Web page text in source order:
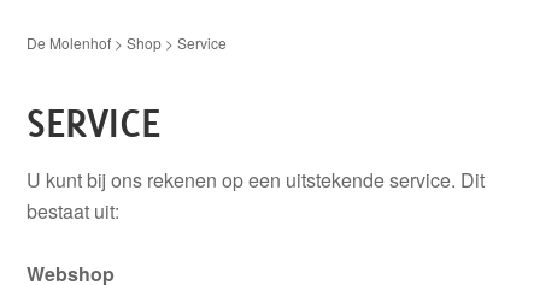
De Molenhof >Shop >Service
SERVICE
U kunt bij ons rekenen op een uitstekende service. Dit
bestaat uit:
Webshop